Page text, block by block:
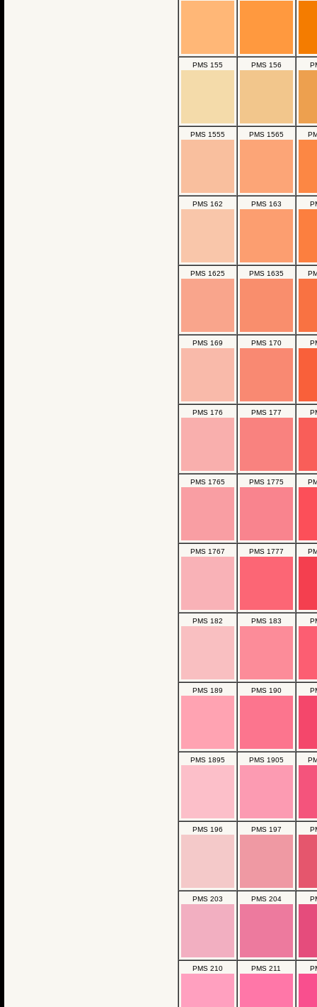
PMS 155 PMS 156
PMS 1555 PMS 1565
PMS 162 PMS 163
PMS 1625 PMS 1635
PMS 169 PMS 170
PMS 176 PMS 177
PMS 1765 PMS 1775
PMS 1767 PMS 1777
PMS 182 PMS 183
PMS 189 PMS 190
PMS 1895 PMS 1905
PMS 196 PMS 197
PMS 203 PMS 204
PMS 210 PMS 211